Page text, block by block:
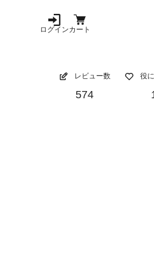
ログインカート
レビュー数
574
役